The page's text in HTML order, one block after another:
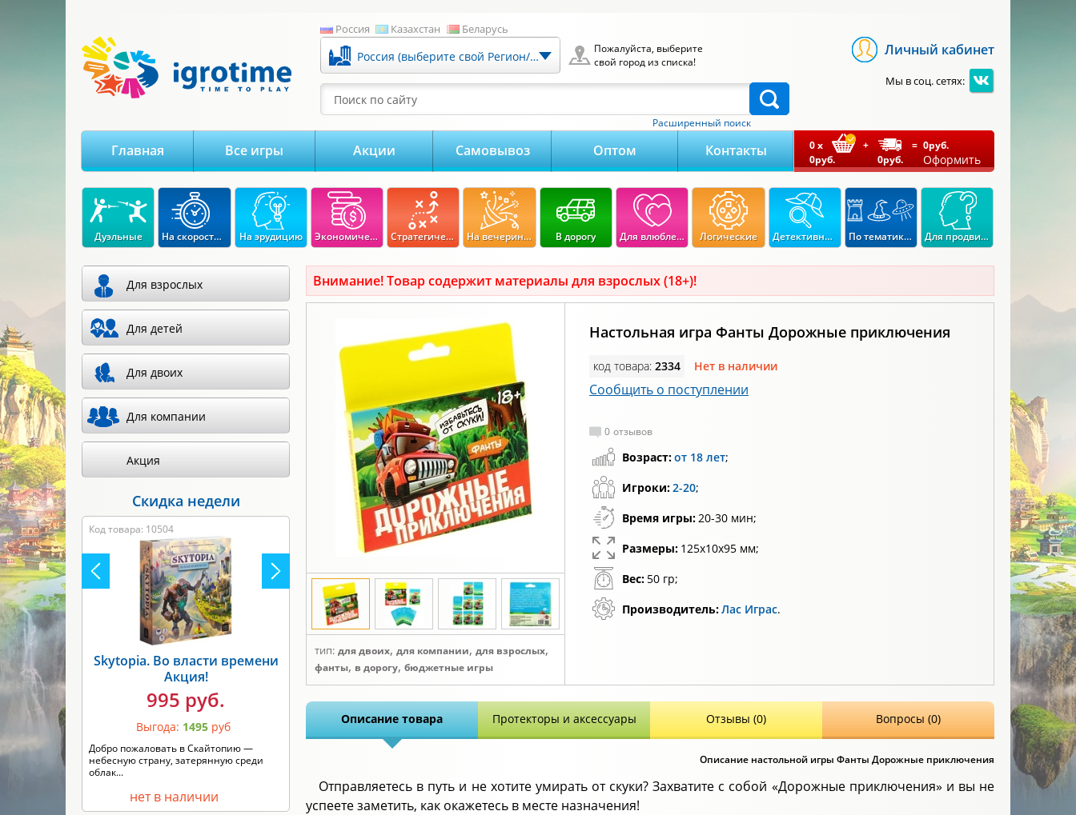
Россия Казахстан Беларусь
Россия (выберите свой Регион/Город)
Пожалуйста, выберите
свой город из списка!
Поиск по сайту
Расширенный поиск
Личный кабинет
Мы в соц. сетях:
Главная Все игры Акции Самовывоз Оптом Контакты 0x
0руб.
+
0руб.
= 0руб.
Оформить
Дуэльные На скорость реакции На эрудицию Экономические Стратегические На вечеринку В дорогу Для влюбленных Логические Детективные По тематикам Для продвинутых
Внимание! Товар содержит материалы для взрослых (18+)!
тип: для двоих, для компании, для взрослых,
фанты, в дорогу, бюджетные игры
Настольная игра Фанты Дорожные приключения
код товара: 2334 Нет в наличии
Сообщить о поступлении
0 отзывов
Возраст:от 18 лет;
Игроки:2-20;
Время игры:20-30 мин;
Размеры: 125х10х95 мм;
Вес: 50 гр;
Производитель:Лас Играс.
Описание товара Протекторы и аксессуары Отзывы (0) Вопросы (0)
Описание настольной игры Фанты Дорожные приключения
Отправляетесь в путь и не хотите умирать от скуки? Захватите с собой «Дорожные приключения» и вы не
успеете заметить, как окажетесь в месте назначения!
Для взрослых
Для детей
Для двоих
Для компании
Акция
Скидка недели
Код товара: 8317
Unmatched. Бигфут против
Робин Гуда Акция!
1495 руб.
Выгода: руб
Кто сильнее – король Артур или граф
Дракула? Горгона Медуза или Робин ...
нет в наличии